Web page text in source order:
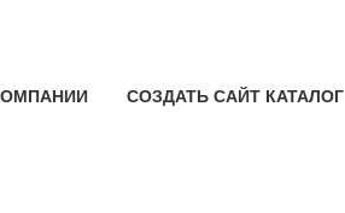
СОЗДАТЬ САЙТ КАТАЛОГ